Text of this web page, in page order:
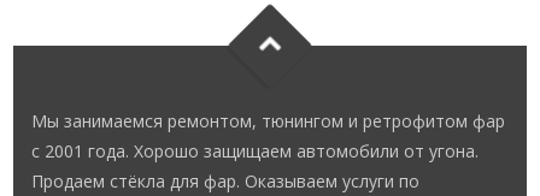
Мы занимаемся ремонтом, тюнингом и ретрофитом фар
с 2001 года. Хорошо защищаем автомобили от угона.
Продаем стёкла для фар. Оказываем услуги по